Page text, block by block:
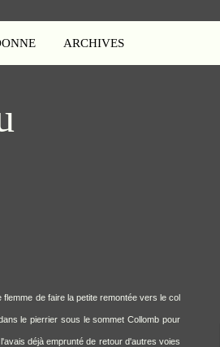
ARCHIVES
flemme de faire la petite remontée vers le col
le pierrier sous le sommet Collomb pour
déjà emprunté de retour d'autres voies